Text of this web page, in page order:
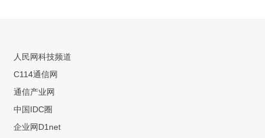
人民网科技频道
C114通信网
通信产业网
中国IDC圈
企业网D1net